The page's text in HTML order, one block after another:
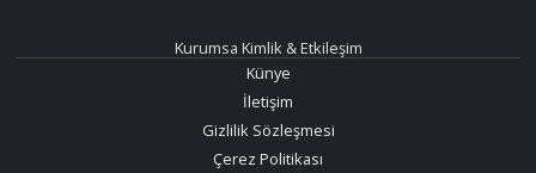
Kurumsa Kimlik & Etkileşim
Künye
İletişim
Gizlilik Sözleşmesi
Çerez Politikası